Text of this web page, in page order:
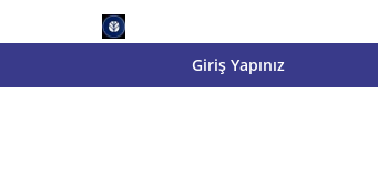
Giriş Yapınız